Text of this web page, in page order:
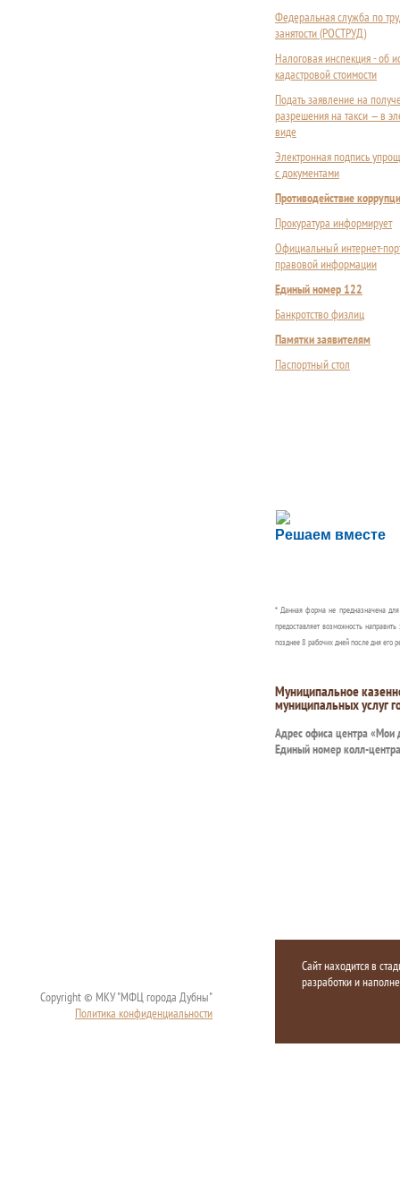
Федеральная служба по
занятости (РОСТРУД)
Налоговая инспекция - об
кадастровой стоимости
Подать заявление на
разрешения на такси — в
виде
Электронная подпись
с документами
Противодействие
Прокуратура информирует
Официальный интернет-
правовой информации
Единый номер 122
Банкротство физлиц
Памятки заявителям
Паспортный стол
Решаем вместе
Сложности с
Сообщите об этом
* Данная форма не предназначена
предоставляет возможность
позднее 8 рабочих дней после дня его
Муниципальное
муниципальных услуг
Адрес офиса центра «Мои
Единый номер колл-
Copyright © МКУ "МФЦ города Дубны"
Политика конфиденциальности
Сайт находится в
разработки и